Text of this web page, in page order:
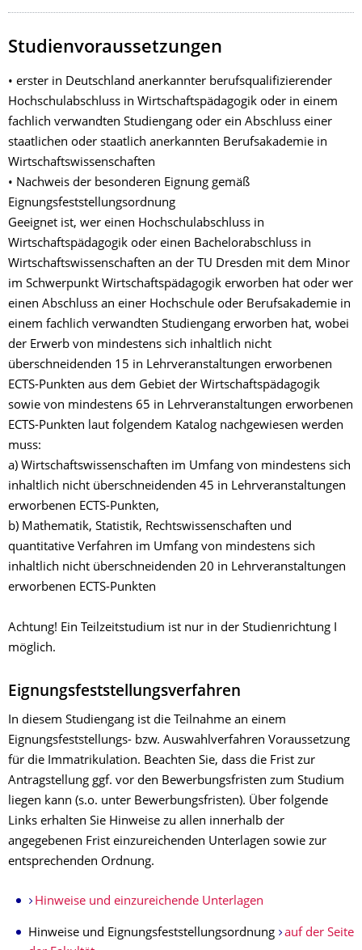
Studienvoraussetzungen
• erster in Deutschland anerkannter berufsqualifizierender
Hochschulabschluss in Wirtschaftspädagogik oder in einem
fachlich verwandten Studiengang oder ein Abschluss einer
staatlichen oder staatlich anerkannten Berufsakademie in
Wirtschaftswissenschaften
• Nachweis der besonderen Eignung gemäß
Eignungsfeststellungsordnung
Geeignet ist, wer einen Hochschulabschluss in
Wirtschaftspädagogik oder einen Bachelorabschluss in
Wirtschaftswissenschaften an der TU Dresden mit dem Minor
im Schwerpunkt Wirtschaftspädagogik erworben hat oder wer
einen Abschluss an einer Hochschule oder Berufsakademie in
einem fachlich verwandten Studiengang erworben hat, wobei
der Erwerb von mindestens sich inhaltlich nicht
überschneidenden 15 in Lehrveranstaltungen erworbenen
ECTS-Punkten aus dem Gebiet der Wirtschaftspädagogik
sowie von mindestens 65 in Lehrveranstaltungen erworbenen
ECTS-Punkten laut folgendem Katalog nachgewiesen werden
muss:
a) Wirtschaftswissenschaften im Umfang von mindestens sich
inhaltlich nicht überschneidenden 45 in Lehrveranstaltungen
erworbenen ECTS-Punkten,
b) Mathematik, Statistik, Rechtswissenschaften und
quantitative Verfahren im Umfang von mindestens sich
inhaltlich nicht überschneidenden 20 in Lehrveranstaltungen
erworbenen ECTS-Punkten
Achtung! Ein Teilzeitstudium ist nur in der Studienrichtung I
möglich.
Eignungsfeststellungsverfahren
In diesem Studiengang ist die Teilnahme an einem
Eignungsfeststellungs- bzw. Auswahlverfahren Voraussetzung
für die Immatrikulation. Beachten Sie, dass die Frist zur
Antragstellung ggf. vor den Bewerbungsfristen zum Studium
liegen kann (s.o. unter Bewerbungsfristen). Über folgende
Links erhalten Sie Hinweise zu allen innerhalb der
angegebenen Frist einzureichenden Unterlagen sowie zur
entsprechenden Ordnung.
Hinweise und einzureichende Unterlagen
Hinweise und Eignungsfeststellungsordnung
auf der Seite